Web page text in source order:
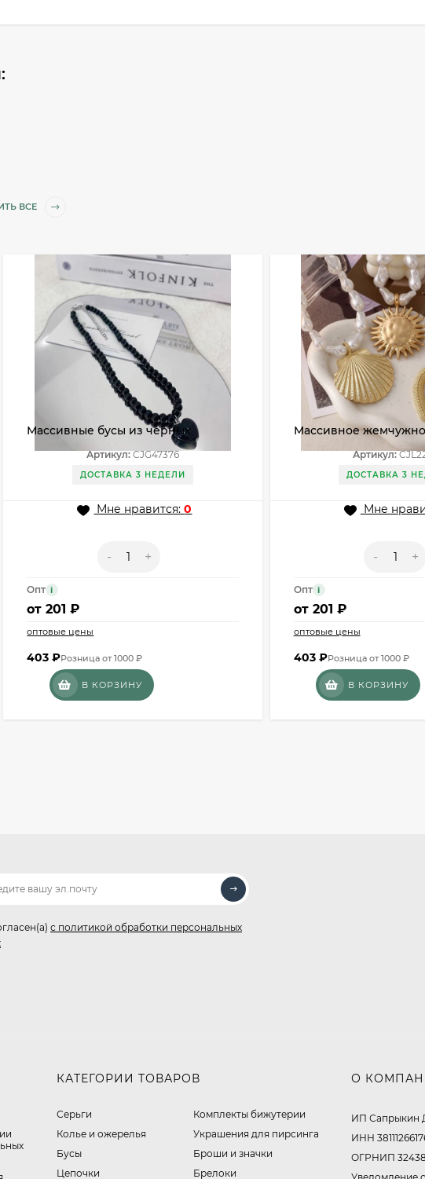
ВСЕ
Массивные бусы из черных
граненых камней CJG47376
Артикул:CJG47376
ДОСТАВКА 3 НЕДЕЛИ
Мне нравится:0
- +
Опт i
от201 ₽
оптовые цены
403₽Розница от 1000 ₽
В КОРЗИНУ
Массивное
крупными
подвесками CJL22885
Артикул:
ДОСТАВКА 3
Мне
- +
Опт i
от 201 ₽
оптовые цены
403 ₽Розница от 1000 ₽
В КОРЗИНУ
с политикой обработки персональных
КАТЕГОРИИ ТОВАРОВ
Серьги
Колье и ожерелья
Бусы
Цепочки
Комплекты бижутерии
Украшения для пирсинга
Броши и значки
Брелоки
О
ИП Сапрыкин
ИНН
ОГРНИП